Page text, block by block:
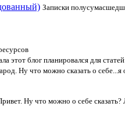
Записки
этот блог планировался для
Ну что можно сказать о
Ну что можно о себе